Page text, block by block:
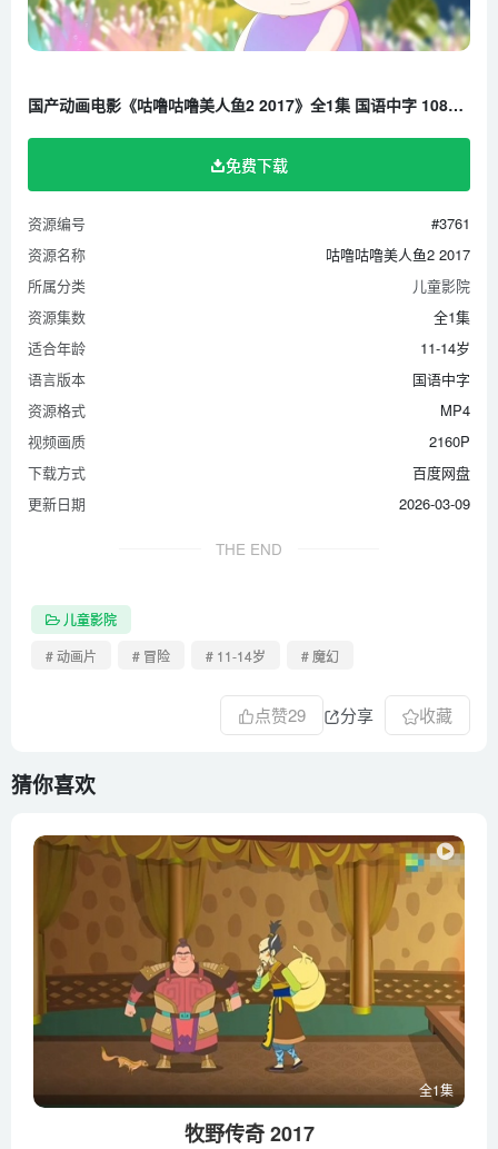
国产动画电影《咕噜咕噜美人鱼2 2017》全1集 国语中字 1080P/MP4/1.37G 百度云网盘下载
免费下载
资源编号
#3761
资源名称
咕噜咕噜美人鱼2 2017
所属分类
儿童影院
资源集数
全1集
适合年龄
11-14岁
语言版本
国语中字
资源格式
MP4
视频画质
2160P
下载方式
百度网盘
更新日期
2026-03-09
THE END
儿童影院
# 动画片
# 冒险 # 11-14岁 # 魔幻
点赞29 分享 收藏
猜你喜欢
全1集
牧野传奇 2017